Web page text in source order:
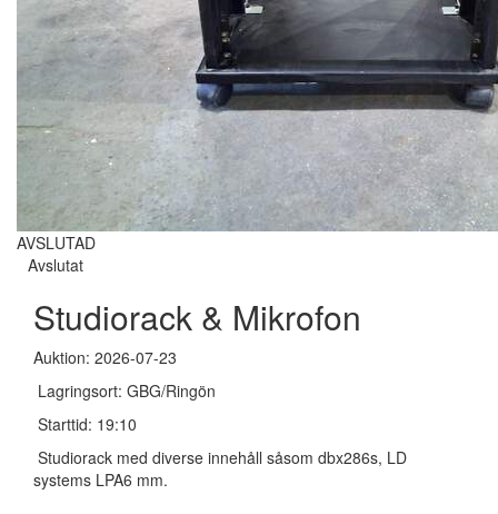
AVSLUTAD
Avslutat
Studiorack & Mikrofon
Auktion: 2026-07-23
Lagringsort: GBG/Ringön
Starttid: 19:10
Studiorack med diverse innehåll såsom dbx286s, LD
systems LPA6 mm.